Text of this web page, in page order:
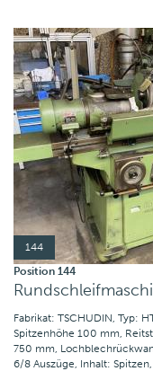
144
Position 144
Fabrikat: TSCHUDIN, Typ:
Spitzenhöhe 100 mm,
750 mm,
6/8 Auszüge, Inhalt: